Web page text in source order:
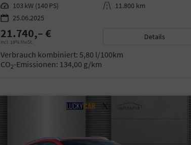
Leistung 103 kW (140 PS) Kilometerstand 11.800 km
25.06.2025
21.740,– €
incl. 19% MwSt.
Details
Verbrauch kombiniert: 5,80 l/100km
CO2-Emissionen: 134,00 g/km